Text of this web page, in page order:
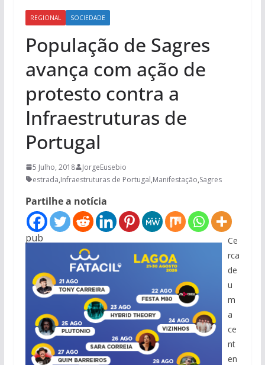
REGIONAL SOCIEDADE
População de Sagres
avança com ação de
protesto contra a
Infraestruturas de
Portugal
5 Julho, 2018
JorgeEusebio
estrada,Infraestruturas de Portugal,Manifestação,Sagres
Partilhe a notícia
pub
Ce
rca
de
u
m
a
ce
nt
en